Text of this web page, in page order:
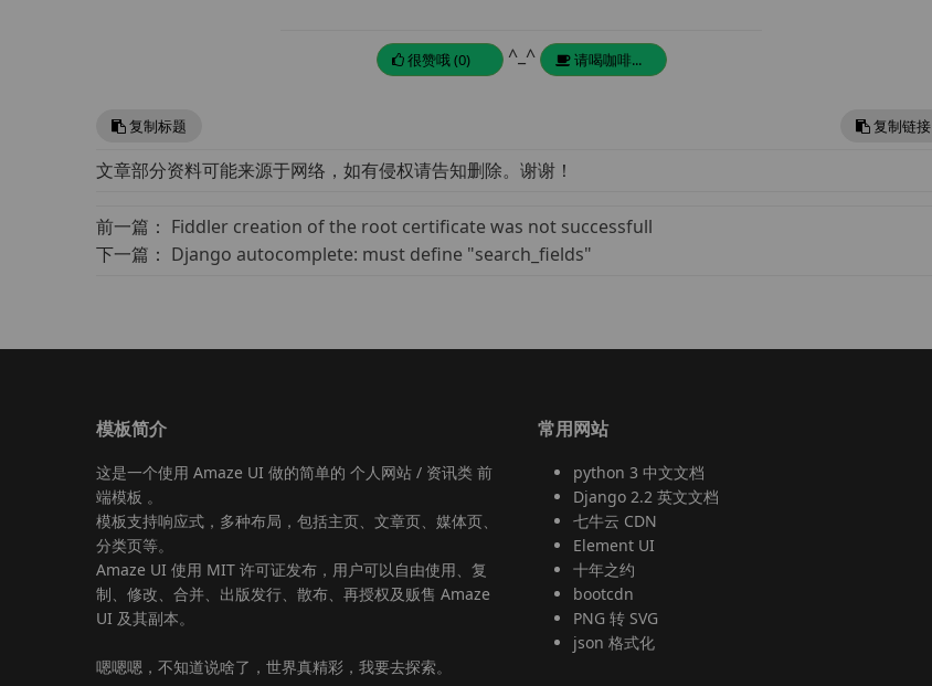
很赞哦 (0) ^_^ 请喝咖啡...
复制标题 复制链接
文章部分资料可能来源于网络，如有侵权请告知删除。谢谢！
前一篇： Fiddler creation of the root certificate was not successfull
下一篇： Django autocomplete: must define "search_fields"
模板简介
这是一个使用 Amaze UI 做的简单的 个人网站 / 资讯类 前
端模板 。
模板支持响应式，多种布局，包括主页、文章页、媒体页、
分类页等。
Amaze UI 使用 MIT 许可证发布，用户可以自由使用、复
制、修改、合并、出版发行、散布、再授权及贩售 Amaze
UI 及其副本。
嗯嗯嗯，不知道说啥了，世界真精彩，我要去探索。
常用网站
python 3 中文文档
Django 2.2 英文文档
七牛云 CDN
Element UI
十年之约
bootcdn
PNG 转 SVG
json 格式化